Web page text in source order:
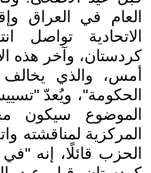
العام في العراق
الاتحادية تواصل
كردستان، وآخر هذه
أمس، والذي
الحكومة"، ويُعدّ
الموضوع سيكون
المركزية لمناقشته
الحزب قائلًا، إنه